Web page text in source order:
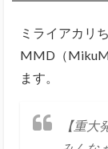
ミライアカリ
MMD（
ます。
【重大